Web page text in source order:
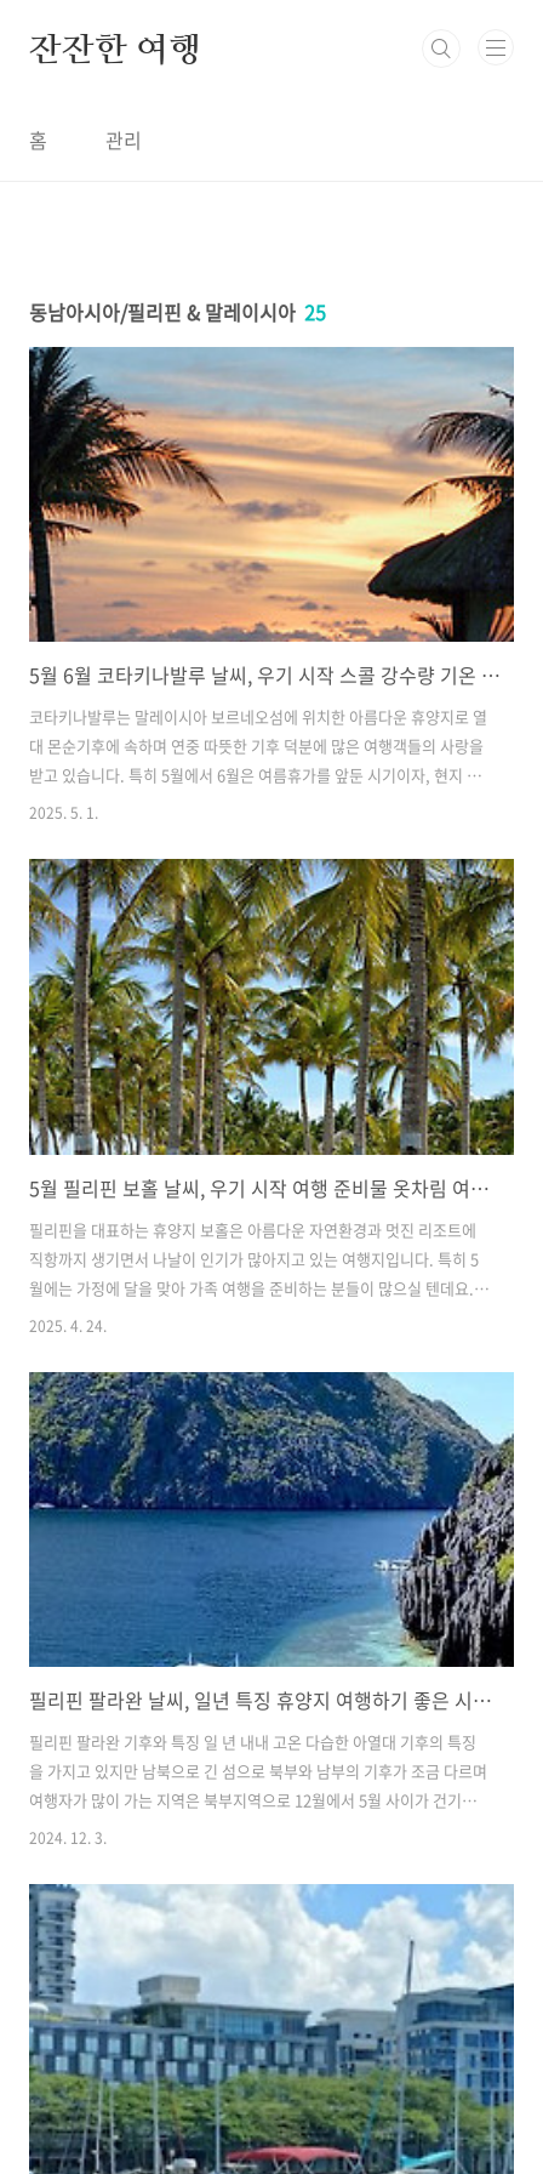
잔잔한 여행
홈 관리
동남아시아/필리핀 & 말레이시아 25
5월 6월 코타키나발루 날씨, 우기 시작 스콜 강수량 기온 옷차림 준비물
코타키나발루는 말레이시아 보르네오섬에 위치한 아름다운 휴양지로 열
대 몬순기후에 속하며 연중 따뜻한 기후 덕분에 많은 여행객들의 사랑을
받고 있습니다. 특히 5월에서 6월은 여름휴가를 앞둔 시기이자, 현지 기
후의 변화가 시작되는 시기로 날씨에 대한 정보를 미리 파악하는 것이 중
강수량, 그리고 우기 여부에 대해 자세히 살펴보고 여행 계획에 도움을
드리겠습니다. 5월에서 6월 날씨, 특징코타키나발루의 날씨는 전반적으
로 따뜻하고 습한 편입니다. 5월에서 6월 사이 평균 기온은 약 25도에서
32도 사이로 유지되며, 체감온도는 햇빛과 습도에 따라 더 높게 느껴질
수 있습니다. 이 시기는 적도에 가까운 위치 덕분에 아침부터 밤까지 기
온 변화..
2025. 5. 1.
5월 필리핀 보홀 날씨, 우기 시작 여행 준비물 옷차림 여행하기 좋은 시기
필리핀을 대표하는 휴양지 보홀은 아름다운 자연환경과 멋진 리조트에
직항까지 생기면서 나날이 인기가 많아지고 있는 여행지입니다. 특히 5
월에는 가정에 달을 맞아 가족 여행을 준비하는 분들이 많으실 텐데요.
이번글에서는 보홀의 5월 날씨를 중심으로 여행 전 꼭 알아야 할 팁과 추
징 보홀은 필리핀 중부에 위치한 섬으로, 연중 기온 변화가 크지 않지만 5
월은 우기가 막 시작되는 시기이며 본격적으로 더워지는 시기입니다. 낮
기온은 평균 32도 내외, 밤에는 25도 정도로 비교적 덥고 습한 날씨가 이
어지며, 간헐적인 소나기와 천둥번개가 자주 나타납니다. 특히 오후 늦게
갑작스러운 스콜성 비가 내리는 경우가 많아, 우산이나 우비, 방수 점퍼
를..
2025. 4. 24.
필리핀 팔라완 날씨, 일년 특징 휴양지 여행하기 좋은 시기 건기 우기 태풍 강수량 성수기 옷차림
필리핀 팔라완 기후와 특징 일 년 내내 고온 다습한 아열대 기후의 특징
을 가지고 있지만 남북으로 긴 섬으로 북부와 남부의 기후가 조금 다르며
여행자가 많이 가는 지역은 북부지역으로 12월에서 5월 사이가 건기이
며 6월에서 11월 사이가 우기입니다. 우기 중에서도 9월 중순부터 11월
자주 오기 때문에 여행 시 주의가 필요합니다. 여행하기 좋은 시기여행
의 목적이 해수욕과 해양스포츠를 즐기기 위해 가는 곳이기 때문에 덥거
나 스콜이 내려도 크게 상관이 없기 때문에 태풍시기만 제외하면 일년 중
팔라완 여행이 불가능한 시기는 거의 없습니다. 그래도 비가 많이 내리는
우기 보다는 맑고 쾌적한 날이 많은 건기가 여행하기 좋으며 그중에서도
가장 ..
2024. 12. 3.